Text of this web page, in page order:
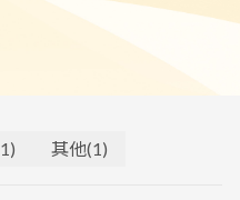
1) 其他(1)